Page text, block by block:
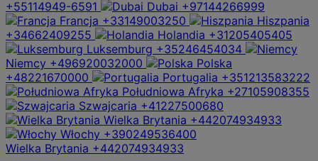
+55114949-6591
Dubai +97144266999
Francja +33149003250
Hiszpania
+34662409255
Holandia +31205405405
Luksemburg +35246454034
Niemcy +496920032000
Polska
+48221670000
Portugalia +351213583222
Południowa Afryka +27105908355
Szwajcaria +41227500680
Wielka Brytania +442074934933
Włochy +390249536400
Wielka Brytania +442074934933